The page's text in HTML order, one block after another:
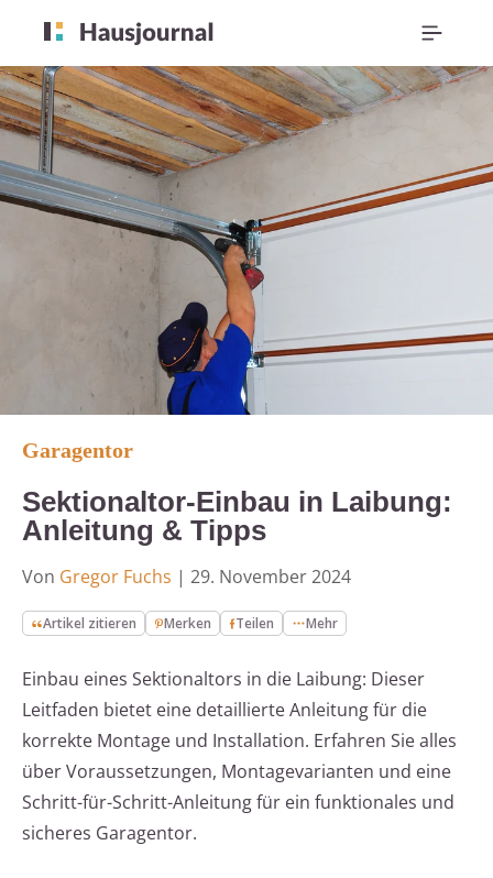
Garagentor
Sektionaltor-Einbau in Laibung:
Anleitung & Tipps
Von Gregor Fuchs | 29. November 2024
Artikel zitieren Merken Teilen Mehr
Einbau eines Sektionaltors in die Laibung: Dieser
Leitfaden bietet eine detaillierte Anleitung für die
korrekte Montage und Installation. Erfahren Sie alles
über Voraussetzungen, Montagevarianten und eine
Schritt-für-Schritt-Anleitung für ein funktionales und
sicheres Garagentor.